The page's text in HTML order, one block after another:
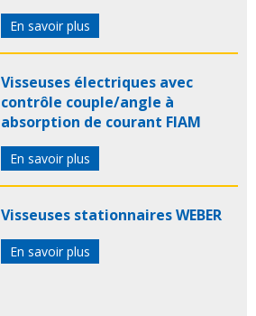
En savoir plus
Visseuses électriques avec
contrôle couple/angle à
absorption de courant FIAM
En savoir plus
Visseuses stationnaires WEBER
En savoir plus